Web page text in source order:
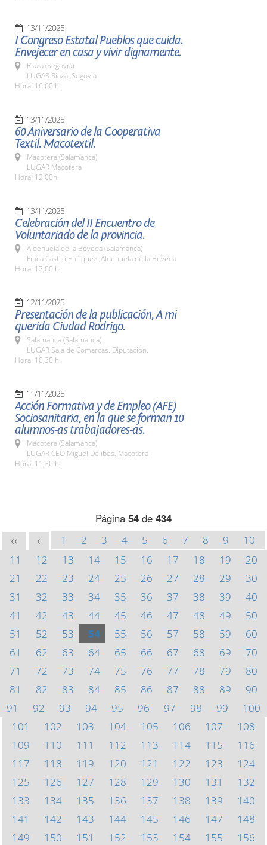
13/11/2025
I Congreso Estatal Pueblos que cuida.
Envejecer en casa y vivir dignamente.
Riaza (Segovia)
LUGAR Riaza. Segovia
Hora: 16:00 h.
13/11/2025
60 Aniversario de la Cooperativa
Textil. Macotextil.
Macotera (Salamanca)
LUGAR Macotera
Hora: 12:00h.
13/11/2025
Celebración del II Encuentro de
Voluntariado de la provincia.
Aldehuela de la Bóveda (Salamanca)
Finca Castro Enríquez. Aldehuela de la Bóveda
Hora: 12,00 h.
12/11/2025
Presentación de la publicación, A mi
querida Ciudad Rodrigo.
Salamanca (Salamanca)
LUGAR Sala de Comarcas. Diputación.
Hora: 10,30 h.
11/11/2025
Acción Formativa y de Empleo (AFE)
Sociosanitaria, en la que se forman 10
alumnos-as trabajadores-as.
Macotera (Salamanca)
LUGAR CEO Miguel Delibes. Macotera
Hora: 11,30 h.
Página 54 de 434
<< < 1 2 3 4 5 6 7 8 9
10
11
12 13 14 15 16 17 18 19
20
21
22 23 24 25 26 27 28 29
30
31
32 33 34 35 36 37 38 39
40
41
42 43 44 45 46 47 48 49
50
51
52 53 54 55 56 57 58 59
60
61
62 63 64 65 66 67 68 69
70
71
72 73 74 75 76 77 78 79
80
81
82 83 84 85 86 87 88 89
90
91
92 93 94 95 96 97 98 99
100
101
102 103 104 105 106 107
108
109
110 111 112 113 114 115
116
117
118 119 120 121 122 123
124
125
126 127 128 129 130 131
132
133
134 135 136 137 138 139
140
141
142 143 144 145 146 147
148
149
150 151 152 153 154 155
156